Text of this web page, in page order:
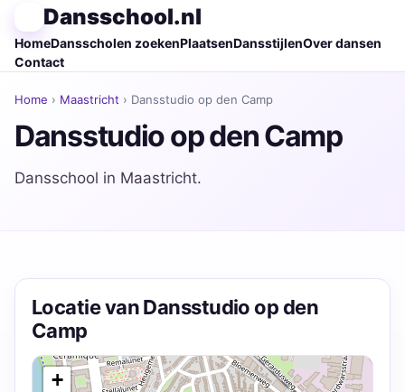
Dansschool.nl
HomeDansscholen zoekenPlaatsenDansstijlenOver dansen
Contact
Home › Maastricht › Dansstudio op den Camp
Dansstudio op den Camp
Dansschool in Maastricht.
Locatie van Dansstudio op den
Camp
+